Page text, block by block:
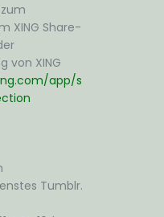
XING Share-
von XING
app/s
Tumblr.